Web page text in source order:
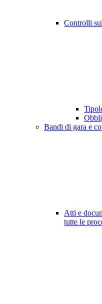
Controlli
Bandi di gara e
Atti e
tutte le